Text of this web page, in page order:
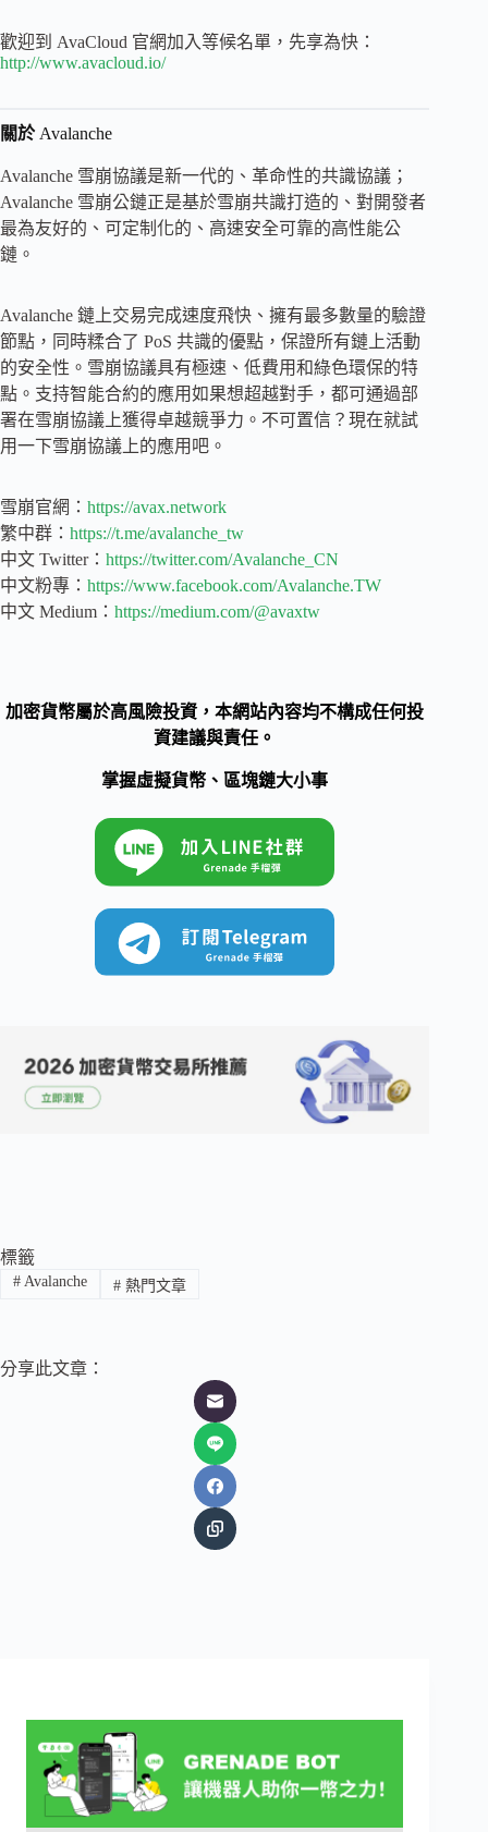
歡迎到 AvaCloud 官網加入等候名單，先享為快：
http://www.avacloud.io/
關於 Avalanche
Avalanche 雪崩協議是新一代的、革命性的共識協議；
Avalanche 雪崩公鏈正是基於雪崩共識打造的、對開發者
最為友好的、可定制化的、高速安全可靠的高性能公
鏈。
Avalanche 鏈上交易完成速度飛快、擁有最多數量的驗證
節點，同時糅合了 PoS 共識的優點，保證所有鏈上活動
的安全性。雪崩協議具有極速、低費用和綠色環保的特
點。支持智能合約的應用如果想超越對手，都可通過部
署在雪崩協議上獲得卓越競爭力。不可置信？現在就試
用一下雪崩協議上的應用吧。
雪崩官網： https://avax.network
繁中群： https://t.me/avalanche_tw
中文 Twitter： https://twitter.com/Avalanche_CN
中文粉專： https://www.facebook.com/Avalanche.TW
中文 Medium： https://medium.com/@avaxtw
加密貨幣屬於高風險投資，本網站內容均不構成任何投
資建議與責任。
掌握虛擬貨幣、區塊鏈大小事
標籤
#Avalanche #熱門文章
分享此文章：